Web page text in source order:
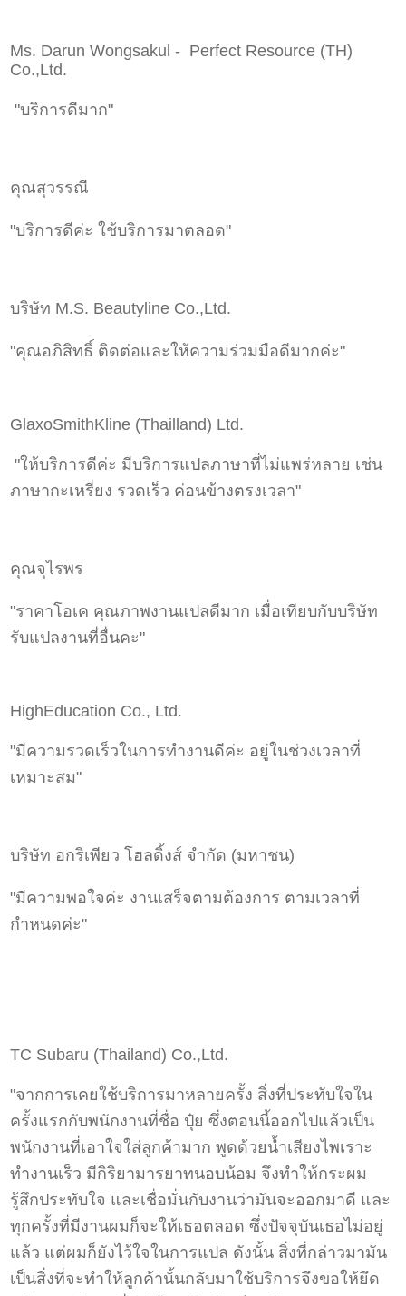
Ms. Darun Wongsakul - Perfect Resource (TH)
Co.,Ltd.
"บริการดีมาก"
คุณสุวรรณี
"บริการดีค่ะ ใช้บริการมาตลอด"
บริษัท M.S. Beautyline Co.,Ltd.
"คุณอภิสิทธิ์ ติดต่อและให้ความร่วมมือดีมากค่ะ"
GlaxoSmithKline (Thailland) Ltd.
"ให้บริการดีค่ะ มีบริการแปลภาษาที่ไม่แพร่หลาย เช่น
ภาษากะเหรี่ยง รวดเร็ว ค่อนข้างตรงเวลา"
คุณจุไรพร
"ราคาโอเค คุณภาพงานแปลดีมาก เมื่อเทียบกับบริษัท
รับแปลงานที่อื่นคะ"
HighEducation Co., Ltd.
"มีความรวดเร็วในการทำงานดีค่ะ อยู่ในช่วงเวลาที่
เหมาะสม"
บริษัท อกริเพียว โฮลดิ้งส์ จำกัด (มหาชน)
"มีความพอใจค่ะ งานเสร็จตามต้องการ ตามเวลาที่
กำหนดค่ะ"
TC Subaru (Thailand) Co.,Ltd.
"จากการเคยใช้บริการมาหลายครั้ง สิ่งที่ประทับใจใน
ครั้งแรกกับพนักงานที่ชื่อ ปุ๋ย ซึ่งตอนนี้ออกไปแล้วเป็น
พนักงานที่เอาใจใส่ลูกค้ามาก พูดด้วยน้ำเสียงไพเราะ
ทำงานเร็ว มีกิริยามารยาทนอบน้อม จึงทำให้กระผม
รู้สึกประทับใจ และเชื่อมั่นกับงานว่ามันจะออกมาดี และ
ทุกครั้งที่มีงานผมก็จะให้เธอตลอด ซึ่งปัจจุบันเธอไม่อยู่
แล้ว แต่ผมก็ยังไว้ใจในการแปล ดังนั้น สิ่งที่กล่าวมามัน
เป็นสิ่งที่จะทำให้ลูกค้านั้นกลับมาใช้บริการจึงขอให้ยึด